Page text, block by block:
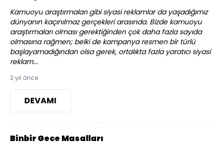
Kamuoyu araştırmaları gibi siyasi reklamlar da yaşadığımız
dünyanın kaçınılmaz gerçekleri arasında. Bizde kamuoyu
araştırmaları olması gerektiğinden çok daha fazla sayıda
olmasına rağmen; belki de kampanya resmen bir türlü
başlayamadığından olsa gerek, ortalıkta fazla yaratıcı siyasi
reklam...
3 yıl önce
DEVAMI
Binbir Gece Masalları